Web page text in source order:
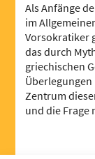
Als Anfänge
im
Vorsokratiker
das durch
griechischen
Zentrum
und die Frage